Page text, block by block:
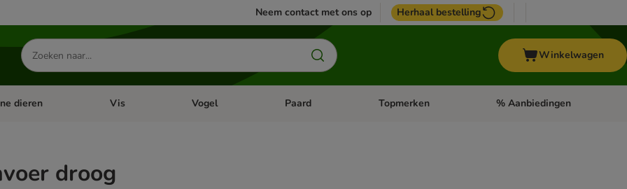
Neem contact met ons op Herhaal bestelling
Zoeken
naar
producten
Winkelwagen
menu: Apotheek
dieren Open categorie menu: Kleine dieren
Vis Open categorie menu: Vis
Vogel Open categorie menu: Vogel
Paard Open categorie menu: Paard
Topmerken Open categorie menu:
% Aanbiedingen
droog